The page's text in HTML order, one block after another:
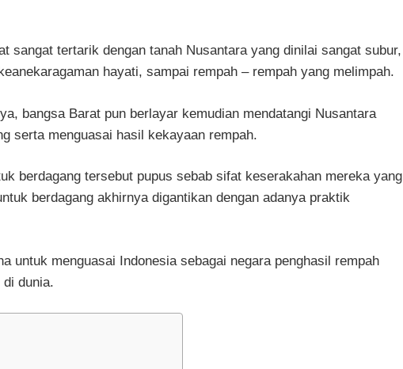
sangat tertarik dengan tanah Nusantara yang dinilai sangat subur,
hayati, sampai rempah – rempah yang melimpah.
bangsa Barat pun berlayar kemudian mendatangi Nusantara
serta menguasai hasil kekayaan rempah.
berdagang tersebut pupus sebab sifat keserakahan mereka yang
berdagang akhirnya digantikan dengan adanya praktik
untuk menguasai Indonesia sebagai negara penghasil rempah
dunia.